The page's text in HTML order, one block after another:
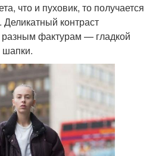
что и пуховик, то получается
контраст
разным фактурам — гладкой
шапки.